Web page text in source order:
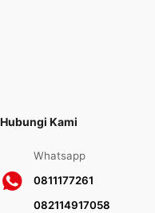
Hubungi Kami
Whatsapp
0811177261
082114917058